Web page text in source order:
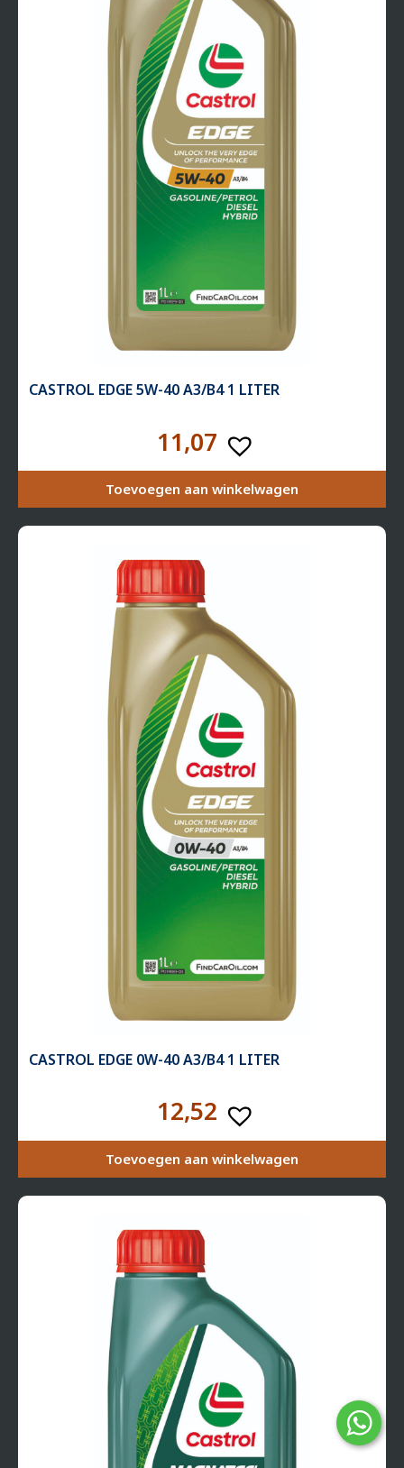
CASTROL EDGE 5W-40 A3/B4 1 LITER
11,07
Toevoegen aan winkelwagen
CASTROL EDGE 0W-40 A3/B4 1 LITER
12,52
Toevoegen aan winkelwagen